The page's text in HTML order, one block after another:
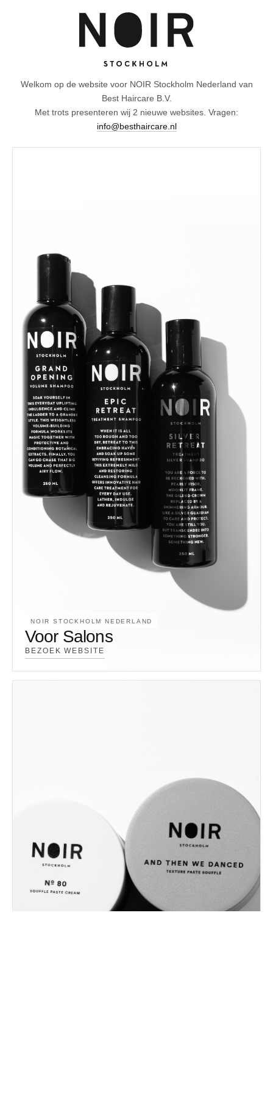
Welkom op de website voor NOIR Stockholm Nederland van
Best Haircare B.V.
Met trots presenteren wij 2 nieuwe websites. Vragen:
info@besthaircare.nl
NOIR STOCKHOLM NEDERLAND
Voor Salons
BEZOEK WEBSITE